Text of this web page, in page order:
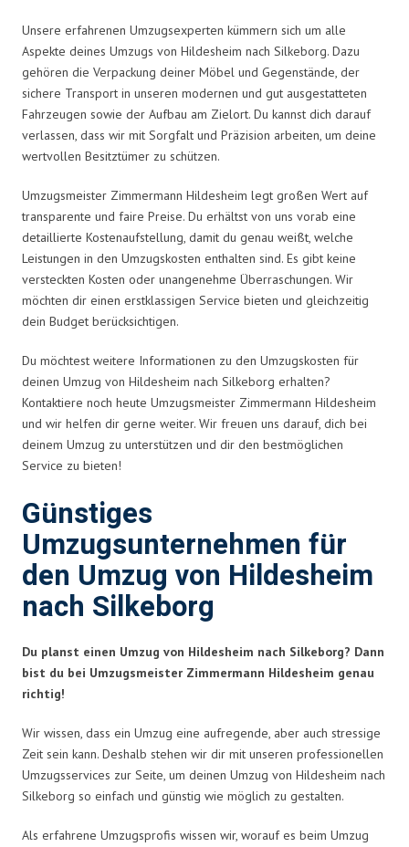
Unsere erfahrenen Umzugsexperten kümmern sich um alle
Aspekte deines Umzugs von Hildesheim nach Silkeborg. Dazu
gehören die Verpackung deiner Möbel und Gegenstände, der
sichere Transport in unseren modernen und gut ausgestatteten
Fahrzeugen sowie der Aufbau am Zielort. Du kannst dich darauf
verlassen, dass wir mit Sorgfalt und Präzision arbeiten, um deine
wertvollen Besitztümer zu schützen.
Umzugsmeister Zimmermann Hildesheim legt großen Wert auf
transparente und faire Preise. Du erhältst von uns vorab eine
detaillierte Kostenaufstellung, damit du genau weißt, welche
Leistungen in den Umzugskosten enthalten sind. Es gibt keine
versteckten Kosten oder unangenehme Überraschungen. Wir
möchten dir einen erstklassigen Service bieten und gleichzeitig
dein Budget berücksichtigen.
Du möchtest weitere Informationen zu den Umzugskosten für
deinen Umzug von Hildesheim nach Silkeborg erhalten?
Kontaktiere noch heute Umzugsmeister Zimmermann Hildesheim
und wir helfen dir gerne weiter. Wir freuen uns darauf, dich bei
deinem Umzug zu unterstützen und dir den bestmöglichen
Service zu bieten!
Günstiges
Umzugsunternehmen für
den Umzug von Hildesheim
nach Silkeborg
Du planst einen Umzug von Hildesheim nach Silkeborg? Dann
bist du bei Umzugsmeister Zimmermann Hildesheim genau
richtig!
Wir wissen, dass ein Umzug eine aufregende, aber auch stressige
Zeit sein kann. Deshalb stehen wir dir mit unseren professionellen
Umzugsservices zur Seite, um deinen Umzug von Hildesheim nach
Silkeborg so einfach und günstig wie möglich zu gestalten.
Als erfahrene Umzugsprofis wissen wir, worauf es beim Umzug